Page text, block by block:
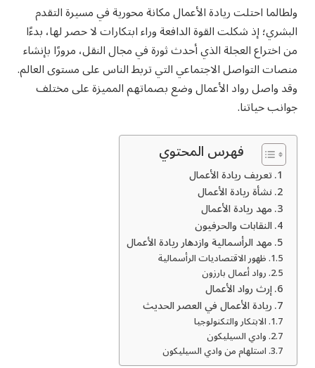
ولطالما احتلت ريادة الأعمال مكانة محورية في مسيرة التقدم
البشري؛ إذ شكلت القوة الدافعة وراء ابتكارات لا حصر لها، بدءًا
من اختراع العجلة الذي أحدث ثورة في مجال النقل، مرورًا بإنشاء
منصات التواصل الاجتماعي التي تربط الناس على مستوى العالم.
وقد واصل رواد الأعمال وضع بصماتهم المميزة على مختلف
جوانب حياتنا.
فهرس المحتوي
تعريف ريادة الأعمال
نشأة ريادة الأعمال
مهد ريادة الأعمال
النقابات والحرفيون
مهد الرأسمالية وازدهار ريادة الأعمال
ظهور الاقتصاديات الرأسمالية
رواد أعمال بارزون
إرث رواد الأعمال
ريادة الأعمال في العصر الحديث
الابتكار والتكنولوجيا
وادي السيليكون
استلهام من وادي السيليكون